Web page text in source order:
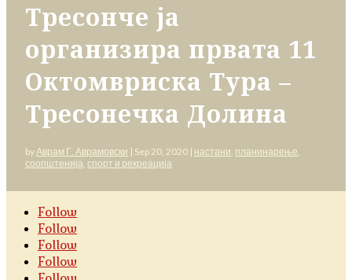
Тресонче ја
организира првата 11
Октомвриска Тура –
Тресонечка Долина
byАврам Г. Аврамовски | Sep 20, 2020 | настани, планинарење,
соопштенија, спорт и рекреација
Follow
Follow
Follow
Follow